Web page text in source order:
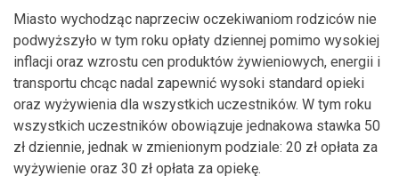
Miasto wychodząc naprzeciw oczekiwaniom rodziców nie
podwyższyło w tym roku opłaty dziennej pomimo wysokiej
inflacji oraz wzrostu cen produktów żywieniowych, energii i
transportu chcąc nadal zapewnić wysoki standard opieki
oraz wyżywienia dla wszystkich uczestników. W tym roku
wszystkich uczestników obowiązuje jednakowa stawka 50
zł dziennie, jednak w zmienionym podziale: 20 zł opłata za
wyżywienie oraz 30 zł opłata za opiekę.